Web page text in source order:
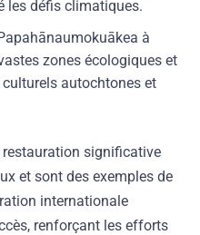
les défis climatiques.
à
zones écologiques et
autochtones et
significative
et sont des exemples de
internationale
renforçant les efforts